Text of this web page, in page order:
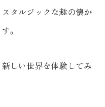
タルジックな趣の懐か
。
しい世界を体験してみ